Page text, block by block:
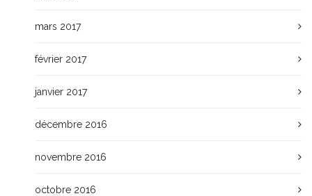
mars 2017
février 2017
janvier 2017
décembre 2016
novembre 2016
octobre 2016